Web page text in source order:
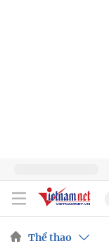
Thể thao